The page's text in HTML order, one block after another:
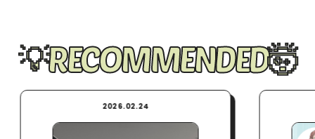
RECOMMENDED
2026.02.24